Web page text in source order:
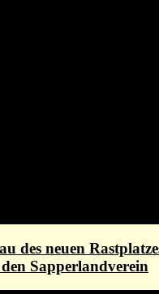
des neuen
Sapperlandverein